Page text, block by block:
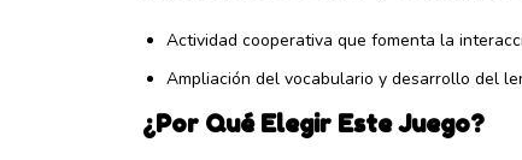
Actividad cooperativa que fomenta la
Ampliación del vocabulario y desarrollo del
¿Por Qué Elegir Este Juego?